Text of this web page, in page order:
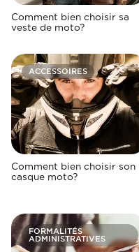
Comment bien choisir sa
veste de moto?
ACCESSOIRES
Comment bien choisir son
casque moto?
FORMALITÉS
ADMINISTRATIVES